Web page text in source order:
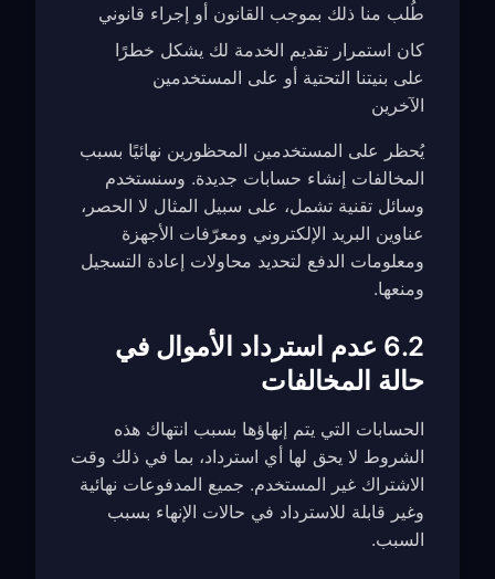
طُلب منا ذلك بموجب القانون أو إجراء قانوني
كان استمرار تقديم الخدمة لك يشكل خطرًا
على بنيتنا التحتية أو على المستخدمين
الآخرين
يُحظر على المستخدمين المحظورين نهائيًا بسبب
المخالفات إنشاء حسابات جديدة. وسنستخدم
وسائل تقنية تشمل، على سبيل المثال لا الحصر،
عناوين البريد الإلكتروني ومعرّفات الأجهزة
ومعلومات الدفع لتحديد محاولات إعادة التسجيل
ومنعها.
6.2 عدم استرداد الأموال في
حالة المخالفات
الحسابات التي يتم إنهاؤها بسبب انتهاك هذه
الشروط لا يحق لها أي استرداد، بما في ذلك وقت
الاشتراك غير المستخدم. جميع المدفوعات نهائية
وغير قابلة للاسترداد في حالات الإنهاء بسبب
السبب.